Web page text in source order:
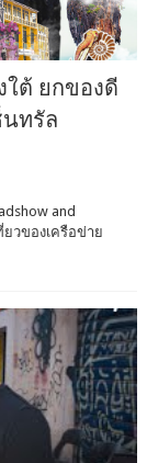
ต้ ยกของดี
ทรัล
and
วของเครือข่าย